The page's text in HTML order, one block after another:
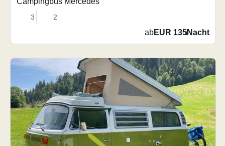
3 2
abEUR 135/Nacht